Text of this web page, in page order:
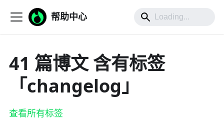
帮助中心
41 篇博文 含有标签
「changelog」
查看所有标签